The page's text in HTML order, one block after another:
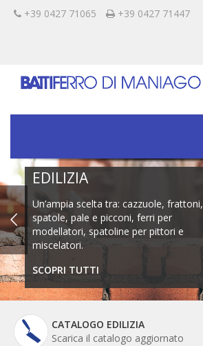
+39 0427 71065 +39 0427 71447
EDILIZIA
Un’ampia scelta tra: cazzuole, frattoni,
spatole, pale e picconi, ferri per
modellatori, spatoline per pittori e
miscelatori.
SCOPRI TUTTI
CATALOGO EDILIZIA
Scarica il catalogo aggiornato